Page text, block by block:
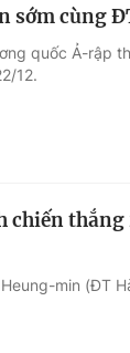
sớm cùng
quốc Ả-rập
12.
chiến
min (ĐT